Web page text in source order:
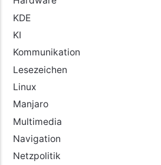
KDE
KI
Kommunikation
Lesezeichen
Linux
Manjaro
Multimedia
Navigation
Netzpolitik